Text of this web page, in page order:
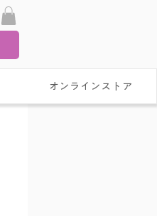
オンラインストア